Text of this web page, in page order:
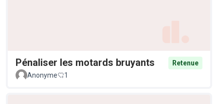
Pénaliser les motards bruyants
Retenue
Anonyme
1